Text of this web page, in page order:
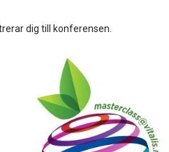
dig till konferensen.